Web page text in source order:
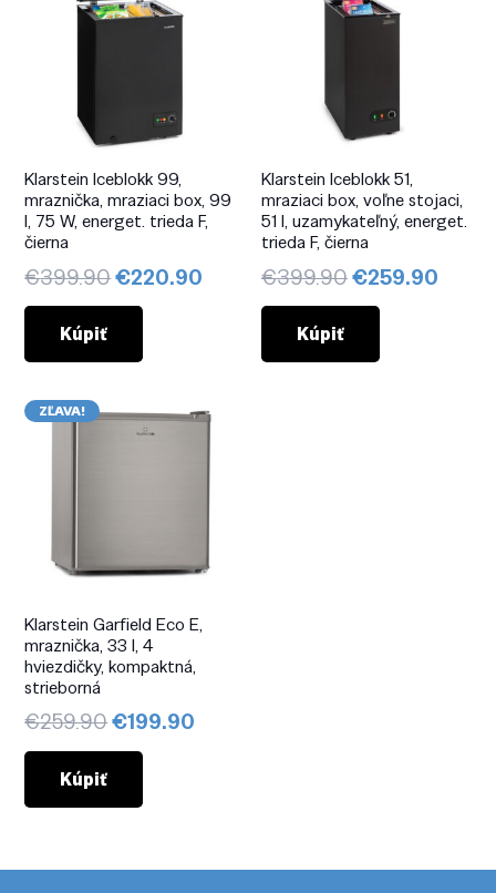
Klarstein Iceblokk 99,
mraznička, mraziaci box, 99
l, 75 W, energet. trieda F,
čierna
€399.90Pôvodná
cena
€399.90.
€220.90 Aktuálna
€220.90.
Kúpiť
Klarstein Iceblokk 51,
mraziaci box, voľne stojaci,
51 l, uzamykateľný, energet.
trieda F, čierna
€399.90Pôvodná
cena
€399.90.
€259.90
Kúpiť
ZĽAVA!
Klarstein Garfield Eco E,
mraznička, 33 l, 4
hviezdičky, kompaktná,
strieborná
€259.90Pôvodná
cena
€259.90.
€199.90
Kúpiť